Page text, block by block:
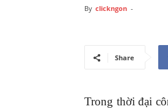
By clickngon -
Share
Trong thời đại